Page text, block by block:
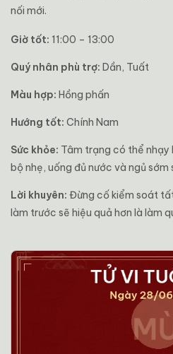
nối mới.
Giờ tốt: 11:00 – 13:00
Quý nhân phù trợ: Dần, Tuất
Màu hợp: Hồng phấn
Hướng tốt: Chính Nam
Sức khỏe: Tâm trạng có thể nhạy
bộ nhẹ, uống đủ nước và ngủ sớm
Lời khuyên: Đừng cố kiểm soát
làm trước sẽ hiệu quả hơn là làm